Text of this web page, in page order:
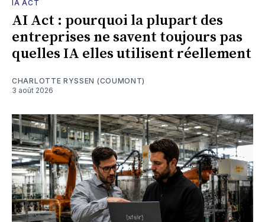
IA ACT
AI Act : pourquoi la plupart des
entreprises ne savent toujours pas
quelles IA elles utilisent réellement
CHARLOTTE RYSSEN (COUMONT)
3 août 2026